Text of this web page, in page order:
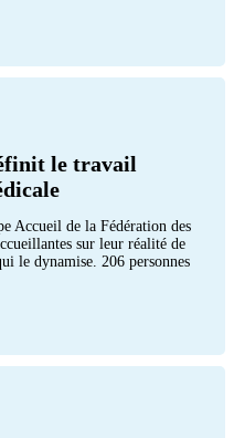
le travail
Accueil de la Fédération des
sur leur réalité de
le dynamise. 206 personnes